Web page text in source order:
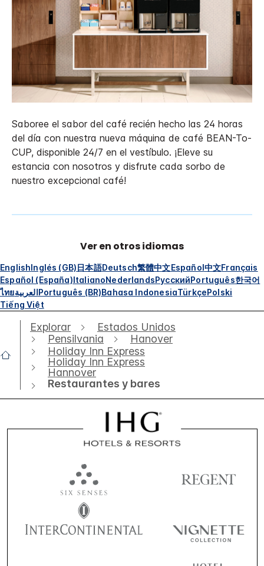
Saboree el sabor del café recién hecho las 24 horas
del día con nuestra nueva máquina de café BEAN-To-
CUP, disponible 24/7 en el vestíbulo. ¡Eleve su
estancia con nosotros y disfrute cada sorbo de
nuestro excepcional café!
Ver en otros idiomas
EnglishInglés (GB)日本語Deutsch繁體中文Español中文Français
Español (España)ItalianoNederlandsРусскийPortuguês한국어
ไทยالعربيةPortuguês (BR)Bahasa IndonesiaTürkçePolski
Tiếng Việt
Explorar
Estados Unidos
Pensilvania
Hanover
Holiday Inn Express
Holiday Inn Express
Hannover
Restaurantes y bares